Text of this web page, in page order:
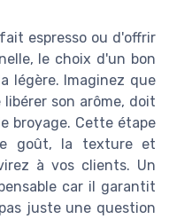
espresso ou d'offrir
le choix d'un bon
légère. Imaginez que
son arôme, doit
broyage. Cette étape
goût, la texture et
à vos clients. Un
car il garantit
juste une question